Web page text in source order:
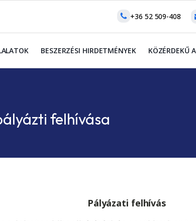
+36 52 509-408
BESZERZÉSI HIRDETMÉNYEK KÖZÉRDEKŰ
felhívása
Pályázati felhívás